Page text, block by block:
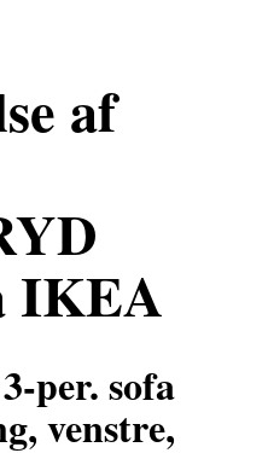
af
IKEA
per. sofa
venstre,